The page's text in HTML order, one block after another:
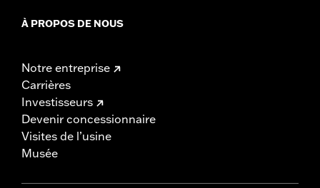
À PROPOS DE NOUS
Notre entreprise
Carrières
Investisseurs
Devenir concessionnaire
Visites de l’usine
Musée